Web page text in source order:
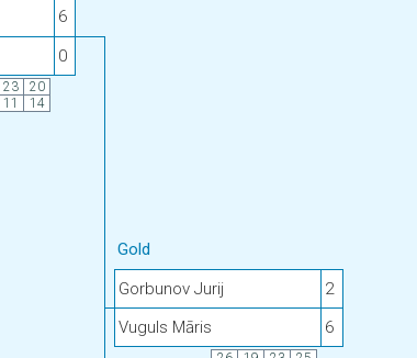
6
0
23
20
11 14
Gold
Gorbunov Jurij
2
Vuguls Māris
6